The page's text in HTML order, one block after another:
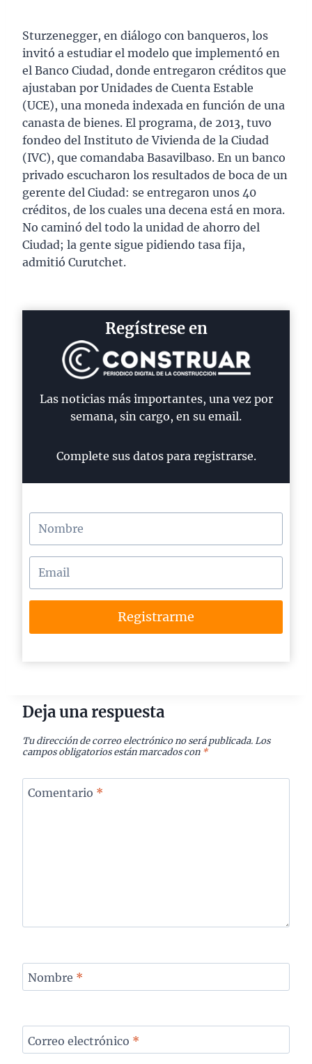
Sturzenegger, en diálogo con banqueros, los
invitó a estudiar el modelo que implementó en
el Banco Ciudad, donde entregaron créditos que
ajustaban por Unidades de Cuenta Estable
(UCE), una moneda indexada en función de una
canasta de bienes. El programa, de 2013, tuvo
fondeo del Instituto de Vivienda de la Ciudad
(IVC), que comandaba Basavilbaso. En un banco
privado escucharon los resultados de boca de un
gerente del Ciudad: se entregaron unos 40
créditos, de los cuales una decena está en mora.
No caminó del todo la unidad de ahorro del
Ciudad; la gente sigue pidiendo tasa fija,
admitió Curutchet.
Regístrese en
Las noticias más importantes, una vez por
semana, sin cargo, en su email.
Complete sus datos para registrarse.
Registrarme
Deja una respuesta
Tu dirección de correo electrónico no será publicada. Los
campos obligatorios están marcados con *
Comentario *
Nombre *
Correo electrónico *